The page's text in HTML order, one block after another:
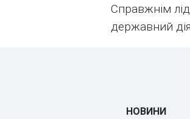
Справжнім
державний
НОВИНИ